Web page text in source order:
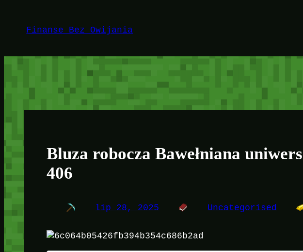
treściFinanse Bez Owijania
Bluza robocza Bawełniana
406
lip 28, 2025 Uncategorised